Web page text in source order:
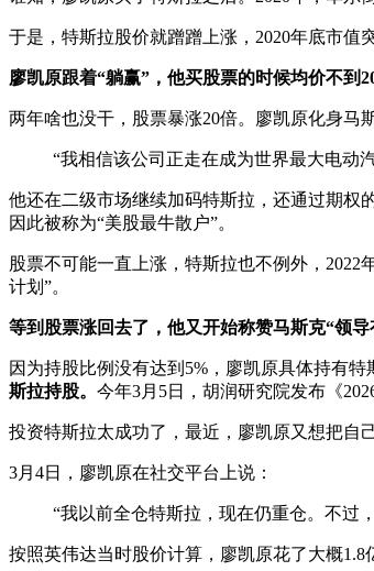
于是，特斯拉股价就蹭蹭上涨，2020年底市值
廖凯原跟着“躺赢”，他买股票的时候均价不到
两年啥也没干，股票暴涨20倍。廖凯原化身马
“我相信该公司正走在成为世界最大电动
他还在二级市场继续加码特斯拉，还通过期权
因此被称为“美股最牛散户”。
股票不可能一直上涨，特斯拉也不例外，2022
计划”。
等到股票涨回去了，他又开始称赞马斯克“领
因为持股比例没有达到5%，廖凯原具体持有
斯拉持股。 今年3月5日，胡润研究院发布《
投资特斯拉太成功了，最近，廖凯原又想把自
3月4日，廖凯原在社交平台上说：
“我以前全仓特斯拉，现在仍重仓。不过
按照英伟达当时股价计算，廖凯原花了大概1.8